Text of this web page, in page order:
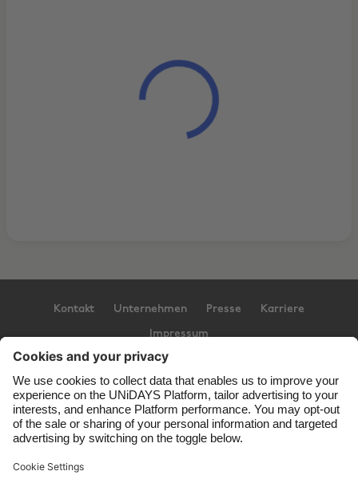
Kontakt Unternehmen Presse Karriere
Impressum